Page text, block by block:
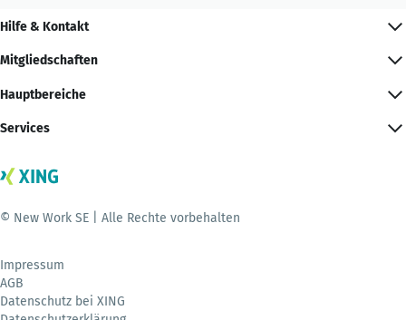
Hilfe & Kontakt
Mitgliedschaften
Hauptbereiche
Services
© New Work SE | Alle Rechte vorbehalten
Impressum
AGB
Datenschutz bei XING